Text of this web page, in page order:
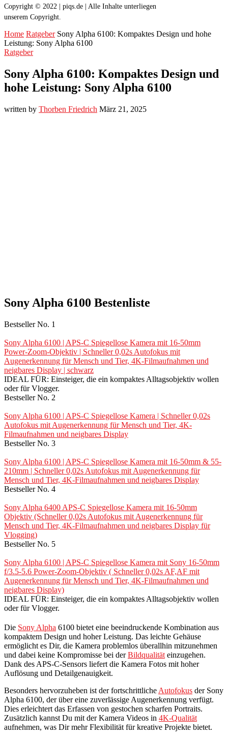
Copyright © 2022 | piqs.de | Alle Inhalte unterliegen
unserem Copyright.
Home Ratgeber Sony Alpha 6100: Kompaktes Design und hohe
Leistung: Sony Alpha 6100
Ratgeber
Sony Alpha 6100: Kompaktes Design und
hohe Leistung: Sony Alpha 6100
written by Thorben Friedrich März 21, 2025
Sony Alpha 6100 Bestenliste
Bestseller No. 1
Sony Alpha 6100 | APS-C Spiegellose Kamera mit 16-50mm
Power-Zoom-Objektiv | Schneller 0,02s Autofokus mit
Augenerkennung für Mensch und Tier, 4K-Filmaufnahmen und
neigbares Display | schwarz
IDEAL FÜR: Einsteiger, die ein kompaktes Alltagsobjektiv wollen
oder für Vlogger.
Bestseller No. 2
Sony Alpha 6100 | APS-C Spiegellose Kamera | Schneller 0,02s
Autofokus mit Augenerkennung für Mensch und Tier, 4K-
Filmaufnahmen und neigbares Display
Bestseller No. 3
Sony Alpha 6100 | APS-C Spiegellose Kamera mit 16-50mm & 55-
210mm | Schneller 0,02s Autofokus mit Augenerkennung für
Mensch und Tier, 4K-Filmaufnahmen und neigbares Display
Bestseller No. 4
Sony Alpha 6400 APS-C Spiegellose Kamera mit 16-50mm
Objektiv (Schneller 0,02s Autofokus mit Augenerkennung für
Mensch und Tier, 4K-Filmaufnahmen und neigbares Display für
Vlogging)
Bestseller No. 5
Sony Alpha 6100 | APS-C Spiegellose Kamera mit Sony 16-50mm
f/3.5-5.6 Power-Zoom-Objektiv ( Schneller 0,02s AF,AF mit
Augenerkennung für Mensch und Tier, 4K-Filmaufnahmen und
neigbares Display)
IDEAL FÜR: Einsteiger, die ein kompaktes Alltagsobjektiv wollen
oder für Vlogger.
Die Sony Alpha 6100 bietet eine beeindruckende Kombination aus
kompaktem Design und hoher Leistung. Das leichte Gehäuse
ermöglicht es Dir, die Kamera problemlos überallhin mitzunehmen
und dabei keine Kompromisse bei derBildqualität einzugehen.
Dank des APS-C-Sensors liefert die Kamera Fotos mit hoher
Auflösung und Detailgenauigkeit.
Besonders hervorzuheben ist der fortschrittliche Autofokus der Sony
Alpha 6100, der über eine zuverlässige Augenerkennung verfügt.
Dies erleichtert das Erfassen von gestochen scharfen Portraits.
Zusätzlich kannst Du mit der Kamera Videos in 4K-Qualität
aufnehmen, was Dir mehr Flexibilität für kreative Projekte bietet.